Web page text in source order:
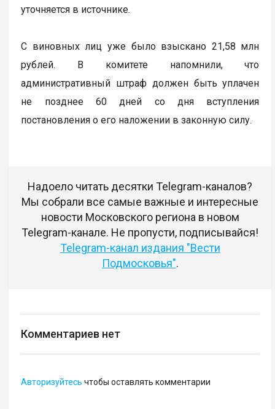
уточняется в источнике.
С виновных лиц уже было взыскано 21,58 млн
рублей. В комитете напомнили, что
административный штраф должен быть уплачен
не позднее 60 дней со дня вступления
постановления о его наложении в законную силу.
Надоело читать десятки Telegram-каналов?
Мы собрали все самые важные и интересные
новости Московского региона в новом
Telegram-канале. Не пропусти, подписывайся!
Telegram-канал издания "Вести
Подмосковья".
Комментариев нет
Авторизуйтесь чтобы оставлять комментарии